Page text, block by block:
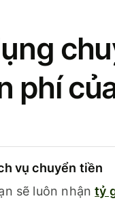
phí
vụ chuyển tiền
sẽ luôn nhậntỷ